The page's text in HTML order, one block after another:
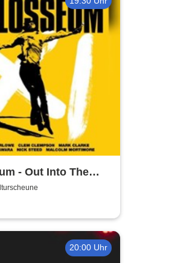
- Out Into The
20:00 Uhr